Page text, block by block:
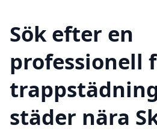
Sök efter en
professionell
städer nära